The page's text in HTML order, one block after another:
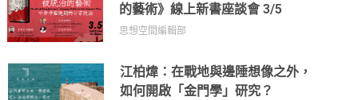
的藝術》線上新書座談會 3/5
思想空間編輯部
江柏煒：在戰地與邊陲想像之外，
如何開啟「金門學」研究？